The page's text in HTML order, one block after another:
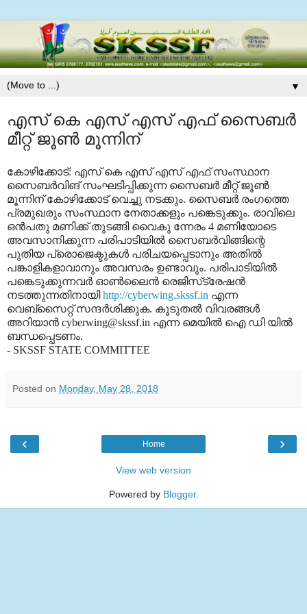
▼
എസ് കെ എസ് എസ് എഫ് സൈബര്‍
മീറ്റ് ജൂണ്‍ മൂന്നിന്
കോഴിക്കോട്: എസ് കെ എസ് എസ് എഫ് സംസ്ഥാന
സൈബര്‍വിങ് സംഘടിപ്പിക്കുന്ന സൈബര്‍ മീറ്റ് ജൂണ്‍
മൂന്നിന് കോഴിക്കോട് വെച്ചു നടക്കും. സൈബര്‍ രംഗത്തെ
പ്രമുഖരും സംസ്ഥാന നേതാക്കളും പങ്കെടുക്കും. രാവിലെ
ഒന്‍പതു മണിക്ക് തുടങ്ങി വൈകു ന്നേരം 4 മണിയോടെ
അവസാനിക്കുന്ന പരിപാടിയില്‍ സൈബര്‍വിങ്ങിന്റെ
പുതിയ പ്രൊജെക്ടുകള്‍ പരിചയപ്പെടാനും അതില്‍
പങ്കാളികളാവാനും അവസരം ഉണ്ടാവും. പരിപാടിയില്‍
പങ്കെടുക്കുന്നവര്‍ ഓണ്‍ലൈന്‍ രെജിസ്‌ട്രേഷന്‍
നടത്തുന്നതിനായിhttp://cyberwing.skssf.in എന്ന
വെബ്‌സൈറ്റ് സന്ദര്‍ശിക്കുക. കൂടുതല്‍ വിവരങ്ങള്‍
അറിയാന്‍ cyberwing@skssf.in എന്ന മെയില്‍ ഐ ഡി യില്‍
ബന്ധപ്പെടണം.
- SKSSF STATE COMMITTEE
Posted on Monday, May 28, 2018
‹ ›
Home
View web version
Powered by Blogger.